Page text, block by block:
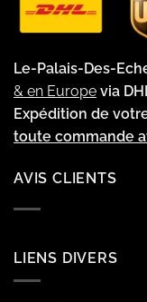
Le-Palais-Des-
& en Europe via
Expédition de
toute commande
AVIS CLIENTS
LIENS DIVERS